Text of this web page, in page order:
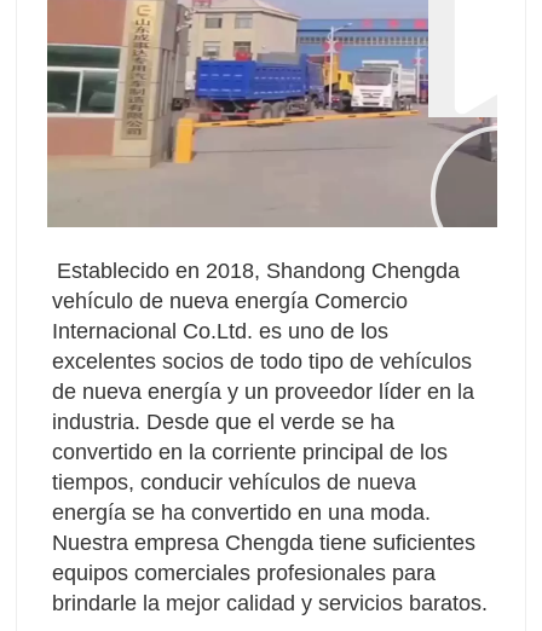
Establecido en 2018, Shandong Chengda
vehículo de nueva energía Comercio
Internacional Co.Ltd. es uno de los
excelentes socios de todo tipo de vehículos
de nueva energía y un proveedor líder en la
industria. Desde que el verde se ha
convertido en la corriente principal de los
tiempos, conducir vehículos de nueva
energía se ha convertido en una moda.
Nuestra empresa Chengda tiene suficientes
equipos comerciales profesionales para
brindarle la mejor calidad y servicios baratos.